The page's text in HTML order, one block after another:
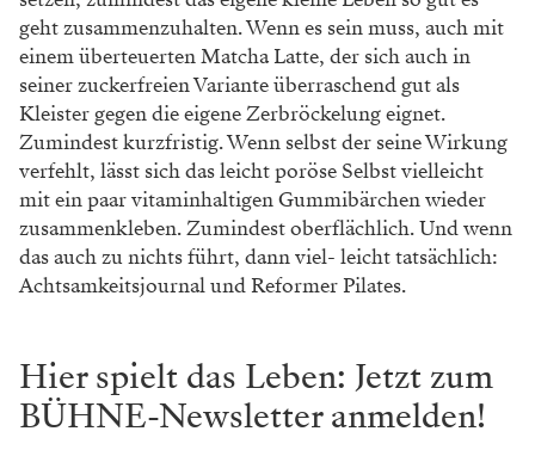
gehtzusammenzuhalten. Wenn es sein muss, auch mit
einem überteuerten Matcha Latte, der sich auch in
seiner zuckerfreien Varianteüberraschend gut als
Kleister gegen die eigeneZerbröckelung eignet.
Zumindest kurzfristig.Wenn selbst der seine Wirkung
verfehlt, lässt sich das leicht poröse Selbst vielleicht
mit einpaar vitaminhaltigen Gummibärchen wieder
zusammenkleben. Zumindest oberflächlich.Und wenn
das auch zu nichts führt, dann viel- leicht tatsächlich:
Achtsamkeitsjournal undReformer Pilates.
Hier spielt das Leben: Jetzt zum
BÜHNE-Newsletter anmelden!